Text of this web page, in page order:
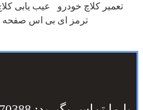
تعمیر کلاچ خودرو عیب یابی
ترمز ای بی اس صفحه